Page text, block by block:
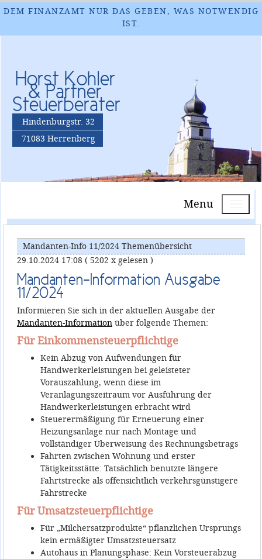
DEM FINANZAMT NUR DAS GEBEN, WAS NOTWENDIG
IST.
Horst Kohler
& Partner
Steuerberater
Hindenburgstr. 32
71083 Herrenberg
Menu
Mandanten-Info 11/2024 Themenübersicht
29.10.2024 17:08 ( 5202 x gelesen )
Mandanten-Information Ausgabe
11/2024
Informieren Sie sich in der aktuellen Ausgabe der
Mandanten-Informationüber folgende Themen:
Für Einkommensteuerpflichtige
Kein Abzug von Aufwendungen für
Handwerkerleistungen bei geleisteter
Vorauszahlung, wenn diese im
Veranlagungszeitraum vor Ausführung der
Handwerkerleistungen erbracht wird
Steuerermäßigung für Erneuerung einer
Heizungsanlage nur nach Montage und
vollständiger Überweisung des Rechnungsbetrags
Fahrten zwischen Wohnung und erster
Tätigkeitsstätte: Tatsächlich benutzte längere
Fahrtstrecke als offensichtlich verkehrsgünstigere
Fahrstrecke
Für Umsatzsteuerpflichtige
Für „Milchersatzprodukte“ pflanzlichen Ursprungs
kein ermäßigter Umsatzsteuersatz
Autohaus in Planungsphase: Kein Vorsteuerabzug